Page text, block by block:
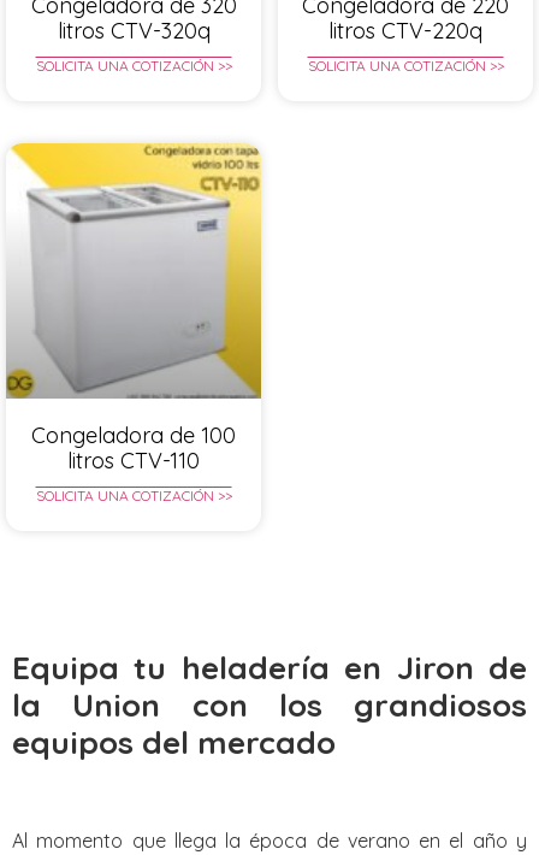
litros CTV-320q
SOLICITA UNA COTIZACIÓN >>
litros CTV-220q
SOLICITA UNA COTIZACIÓN >>
Congeladora de 100
litros CTV-110
SOLICITA UNA COTIZACIÓN >>
Equipa tu heladería en Jiron de
la Union con los grandiosos
equipos del mercado
Al momento que llega la época de verano en el año y